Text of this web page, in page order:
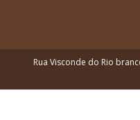
Rua Visconde do Rio